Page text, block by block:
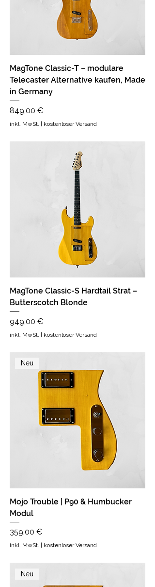
MagTone Classic-T – modulare
Telecaster Alternative kaufen, Made
in Germany
Preis
849,00 €
inkl. MwSt. | kostenloser Versand
MagTone Classic-S Hardtail Strat –
Butterscotch Blonde
Preis
949,00 €
inkl. MwSt. | kostenloser Versand
Neu
Mojo Trouble | P90 & Humbucker
Modul
Preis
359,00 €
inkl. MwSt. kostenloser Versand
Neu